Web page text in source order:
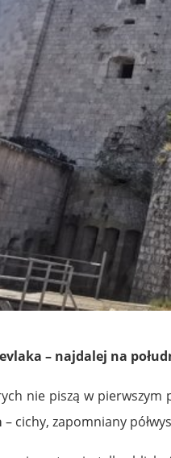
– najdalej na
nie piszą w
– cichy, zapomniany